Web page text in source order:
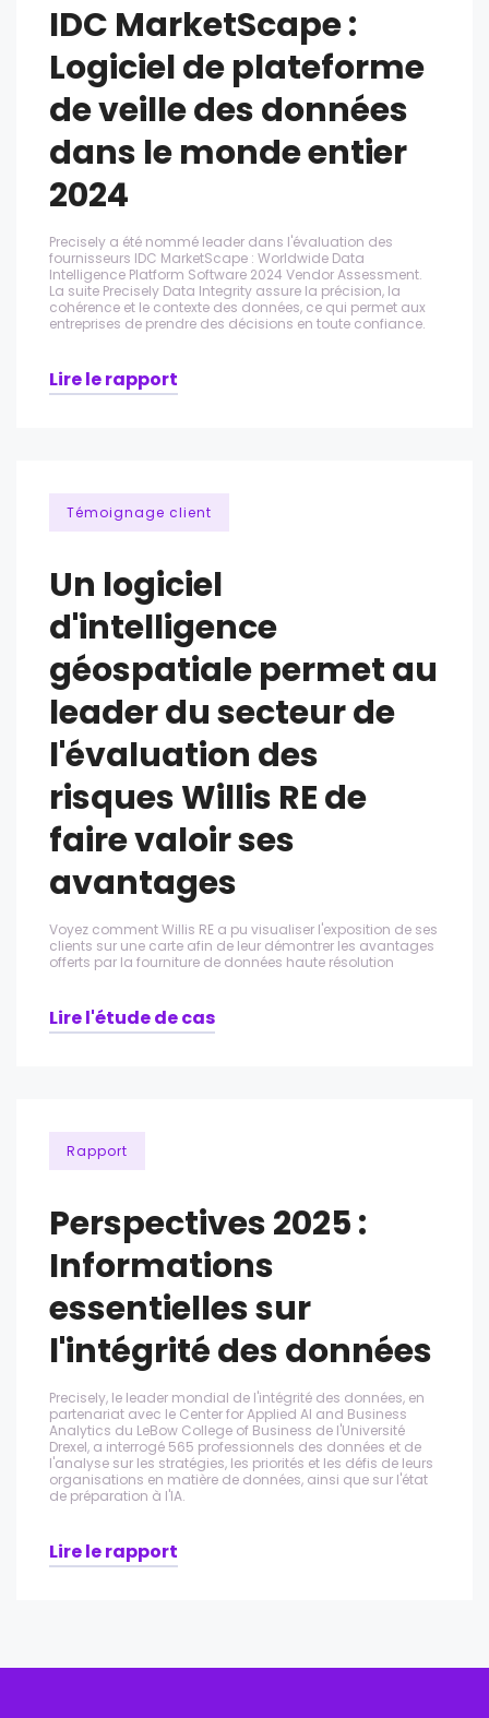
IDC MarketScape :
Logiciel de plateforme
de veille des données
dans le monde entier
2024
Precisely a été nommé leader dans l'évaluation des
fournisseurs IDC MarketScape : Worldwide Data
Intelligence Platform Software 2024 Vendor Assessment.
La suite Precisely Data Integrity assure la précision, la
cohérence et le contexte des données, ce qui permet aux
entreprises de prendre des décisions en toute confiance.
Lire le rapport
Témoignage client
Un logiciel
d'intelligence
géospatiale permet au
leader du secteur de
l'évaluation des
risques Willis RE de
faire valoir ses
avantages
Voyez comment Willis RE a pu visualiser l'exposition de ses
clients sur une carte afin de leur démontrer les avantages
offerts par la fourniture de données haute résolution
Lire l'étude de cas
Rapport
Perspectives 2025 :
Informations
essentielles sur
l'intégrité des données
Precisely, le leader mondial de l'intégrité des données, en
partenariat avec le Center for Applied AI and Business
Analytics du LeBow College of Business de l'Université
Drexel, a interrogé 565 professionnels des données et de
l'analyse sur les stratégies, les priorités et les défis de leurs
organisations en matière de données, ainsi que sur l'état
de préparation à l'IA.
Lire le rapport